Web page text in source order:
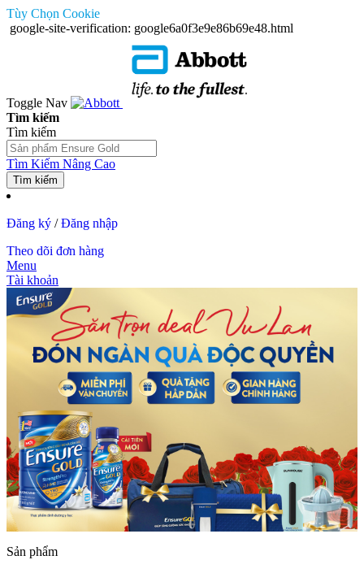
Tùy Chọn Cookie
google-site-verification: google6a0f3e9e86b69e48.html
Toggle Nav
Tìm kiếm
Tìm kiếm
Tìm Kiếm Nâng Cao
Tìm kiếm
Đăng ký /Đăng nhập
Theo dõi đơn hàng
Menu
Tài khoản
Sản phẩm